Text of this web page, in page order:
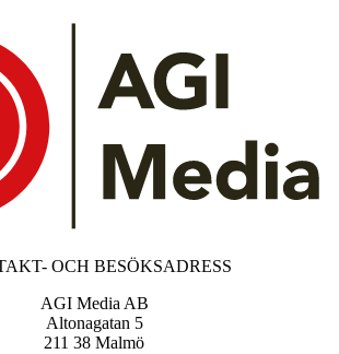
OCH BESÖKSADRESS
AGI Media AB
Altonagatan 5
211 38 Malmö